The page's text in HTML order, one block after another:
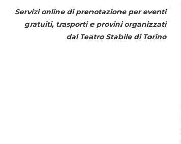
Servizi online di prenotazione per eventi
gratuiti, trasporti e provini organizzati
dal Teatro Stabile di Torino